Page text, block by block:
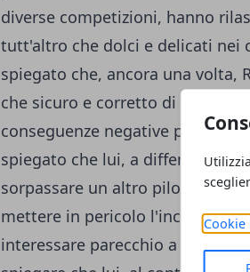
Cookie
diverse competizioni, hanno
tutt'altro che dolci e delicati
spiegato che, ancora una
che sicuro e corretto di guidare,
conseguenze negative per
spiegato che lui, a differenza di
sorpassare un altro pilota, evita
mettere in pericolo l'incolumità
interessare parecchio a